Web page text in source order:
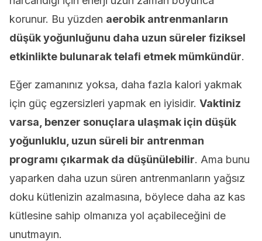
korunur. Bu yüzden aerobik antrenmanların
düşük yoğunluğunu daha uzun süreler fiziksel
etkinlikte bulunarak telafi etmek mümkündür.
Eğer zamanınız yoksa, daha fazla kalori yakmak
için güç egzersizleri yapmak en iyisidir. Vaktiniz
varsa, benzer sonuçlara ulaşmak için düşük
yoğunluklu, uzun süreli bir antrenman
programı çıkarmak da düşünülebilir. Ama bunu
yaparken daha uzun süren antrenmanların yağsız
doku kütlenizin azalmasına, böylece daha az kas
kütlesine sahip olmanıza yol açabileceğini de
unutmayın.